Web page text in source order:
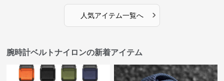
人気アイテム一覧へ ›
腕時計ベルトナイロンの新着アイテム